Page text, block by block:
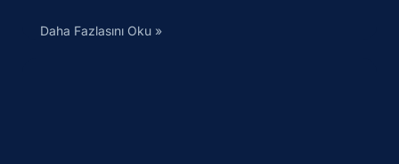
Daha Fazlasını Oku »